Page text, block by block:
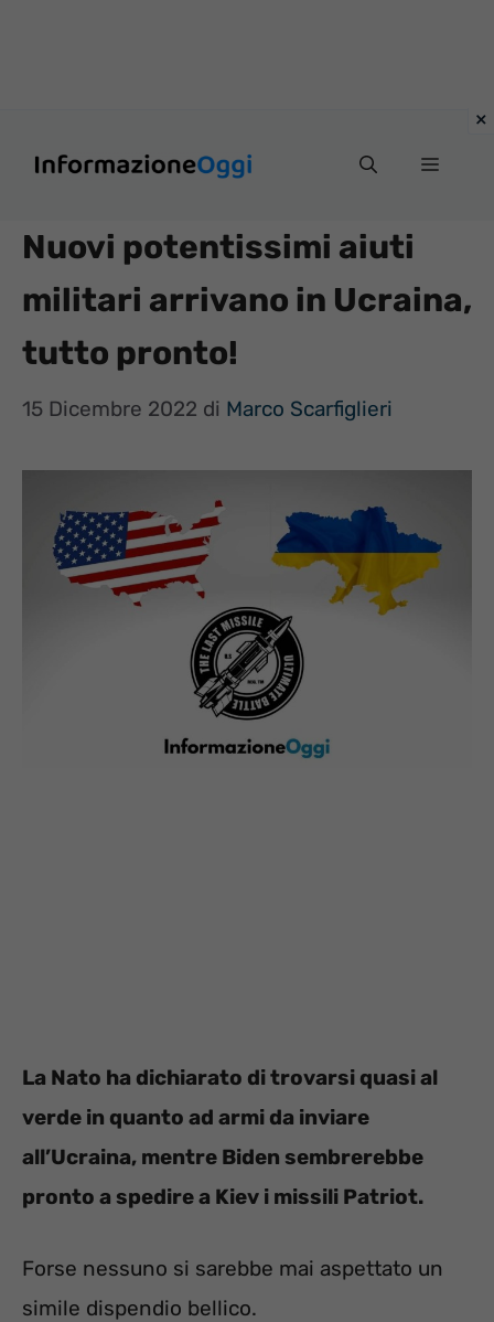
Menu
Nuovi potentissimi aiuti
militari arrivano in Ucraina,
tutto pronto!
15 Dicembre 2022 di Marco Scarfiglieri
La Nato ha dichiarato di trovarsi quasi al
verde in quanto ad armi da inviare
all’Ucraina, mentre Biden sembrerebbe
pronto a spedire a Kiev i missili Patriot.
Forse nessuno si sarebbe mai aspettato un
simile dispendio bellico.